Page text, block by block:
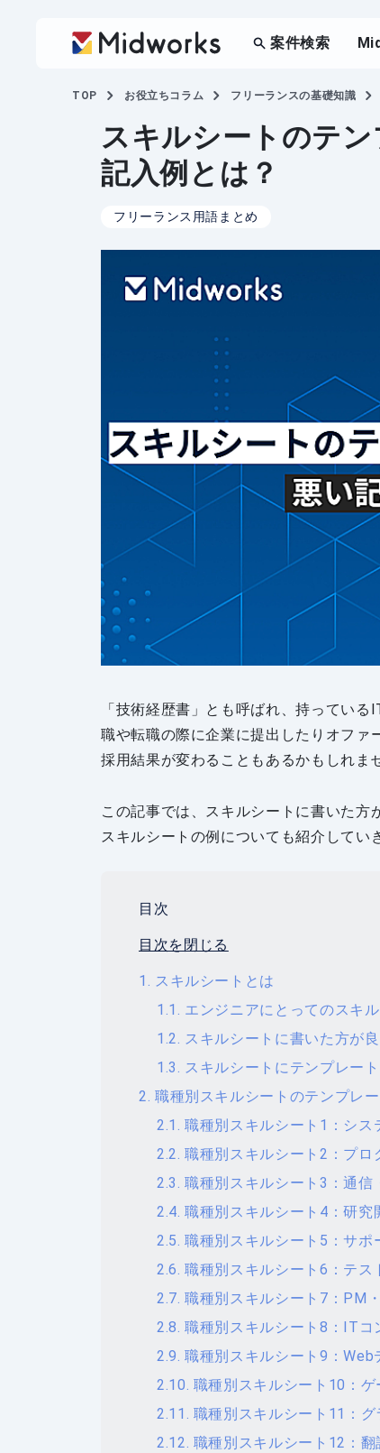
案件検索
TOP お役立ちコラム フリーランスの基礎知識
スキルシートのテ
記入例とは？
フリーランス用語まとめ
「技術経歴書」とも呼ばれ、持ってい
職や転職の際に企業に提出したりオファ
採用結果が変わることもあるかもしれま
この記事では、スキルシートに書いた
スキルシートの例についても紹介してい
目次
目次を閉じる
スキルシートとは
エンジニアにとってのスキ
スキルシートに書いた方が
スキルシートにテンプレー
職種別スキルシートのテンプレ
職種別スキルシート1：シス
職種別スキルシート2：プロ
職種別スキルシート3：通信
職種別スキルシート4：研究
職種別スキルシート5：サポ
職種別スキルシート6：テス
職種別スキルシート7：PM
職種別スキルシート8：ITコ
職種別スキルシート9：Web
職種別スキルシート10：ゲ
職種別スキルシート11：
職種別スキルシート12：